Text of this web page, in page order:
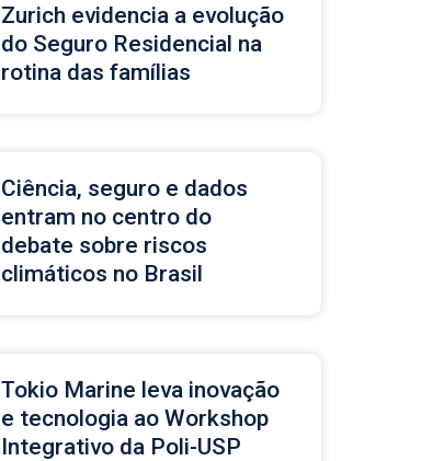
Zurich evidencia a evolução
do Seguro Residencial na
rotina das famílias
Ciência, seguro e dados
entram no centro do
debate sobre riscos
climáticos no Brasil
Tokio Marine leva inovação
e tecnologia ao Workshop
Integrativo da Poli-USP